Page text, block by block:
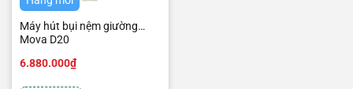
Máy hút bụi nệm giường
Mova D20
6.880.000₫